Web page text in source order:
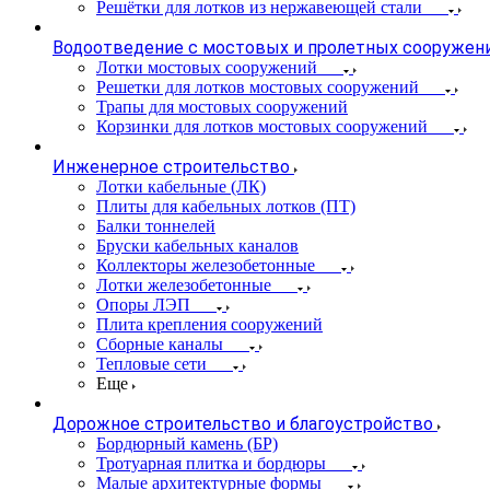
Решётки для лотков из нержавеющей стали
Водоотведение с мостовых и пролетных
Лотки мостовых сооружений
Решетки для лотков мостовых сооружений
Трапы для мостовых сооружений
Корзинки для лотков мостовых сооружений
Инженерное строительство
Лотки кабельные (ЛК)
Плиты для кабельных лотков (ПТ)
Балки тоннелей
Бруски кабельных каналов
Коллекторы железобетонные
Лотки железобетонные
Опоры ЛЭП
Плита крепления сооружений
Сборные каналы
Тепловые сети
Еще
Дорожное строительство и благоустройство
Бордюрный камень (БР)
Тротуарная плитка и бордюры
Малые архитектурные формы